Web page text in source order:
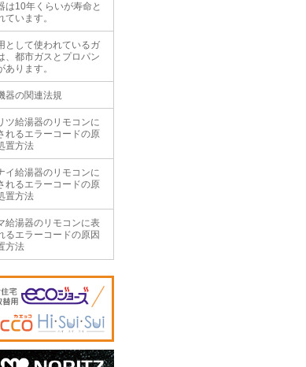
は10年くらいが寿命と
ています。
として使われているガ
、都市ガスとプロパン
あります。
器の関連法規
ツ給湯器のリモコンに
れるエラーコードの原
置方法
イ給湯器のリモコンに
れるエラーコードの原
置方法
給湯器のリモコンに表
るエラーコードの原因
方法